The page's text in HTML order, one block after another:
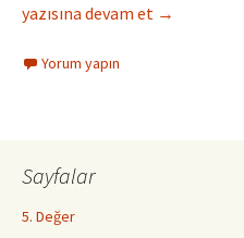
Agile Tabu
yazısına devam et →
Yorum yapın
Sayfalar
5. Değer